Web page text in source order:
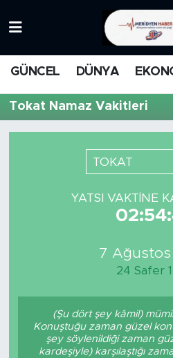
GÜNCEL DÜNYA
Tokat Namaz Vakitleri
TOKAT
YATSI VAKTINE
7
24 Safer
(Şu dört şey kâmil)
Konuştuğu zaman güzel
şey söylenildiği zaman
kardeşiyle) karşılaştığı
MANŞET
FİNANS
KARİKATÜR
BİLİM-TEKNOLOJİ
İstanbul Namaz
Trafik Durumu
Süper Lig Puan
Son Dakika Haberleri
Haber Arşivi